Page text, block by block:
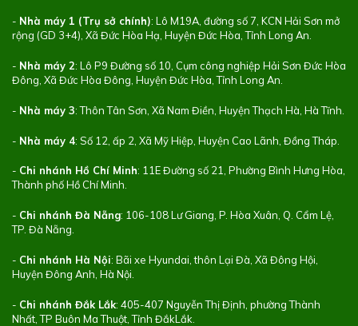
- Nhà máy 1 (Trụ sở chính): Lô M19A, đường số 7, KCN Hải Sơn mở
rộng (GD 3+4), Xã Đức Hòa Hạ, Huyện Đức Hòa, Tỉnh Long An.
- Nhà máy 2: Lô P9 Đường số 10, Cụm công nghiệp Hải Sơn Đức Hòa
Đông, Xã Đức Hòa Đông, Huyện Đức Hòa, Tỉnh Long An.
- Nhà máy 3: Thôn Tân Sơn, Xã Nam Điền, Huyện Thạch Hà, Hà Tĩnh.
- Nhà máy 4: Số 12, ấp 2, Xã Mỹ Hiệp, Huyện Cao Lãnh, Đồng Tháp.
- Chi nhánh Hồ Chí Minh: 11E Đường số 21, Phường Bình Hưng Hòa,
Thành phố Hồ Chí Minh.
- Chi nhánh Đà Nẵng: 106-108 Lư Giang, P. Hòa Xuân, Q. Cẩm Lệ,
TP. Đà Nẵng.
- Chi nhánh Hà Nội: Bãi xe Hyundai, thôn Lại Đà, Xã Đông Hội,
Huyện Đông Anh, Hà Nội.
- Chi nhánh Đắk Lắk: 405-407 Nguyễn Thị Định, phường Thành
Nhất, TP Buôn Ma Thuột, Tỉnh ĐắkLắk.